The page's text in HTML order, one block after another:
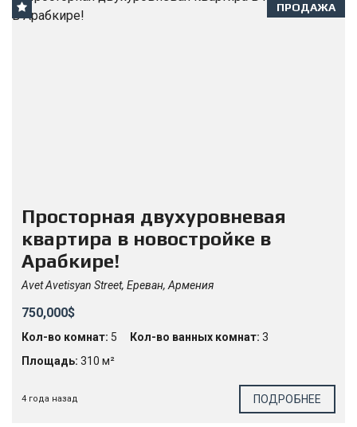
ПРОДАЖА
Просторная двухуровневая
квартира в новостройке в
Арабкире!
Avet Avetisyan Street, Ереван, Армения
750,000$
Кол-во комнат: 5 Кол-во ванных комнат: 3
Площадь: 310 м²
4 года назад ПОДРОБНЕЕ